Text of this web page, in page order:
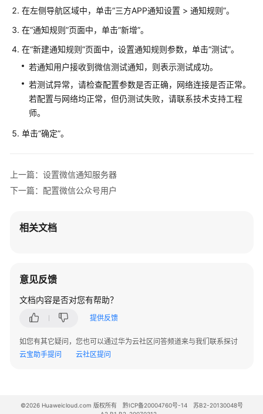
录
退
出
NetEco
配
置
设
备
数
入
设
APP
接
入
设
备）
理
在左侧导航区域中，单击“三方APP通知设置 > 通知规则”。
在“通知规则”页面中，单击“新增”。
在“新建通知规则”页面中，设置通知规则参数，单击“测试”。
若通知用户接收到微信测试通知，则表示测试成功。
若测试异常，请检查配置参数是否正确，网络连接是否正常。
若配置与网络均正常，但仍测试失败，请联系技术支持工程
师。
单击“确定”。
上一篇：设置微信通知服务器
下一篇：配置微信公众号用户
相关文档
意见反馈
文档内容是否对您有帮助？
提供反馈
如您有其它疑问，您也可以通过华为云社区问答频道来与我们联系探讨
云宝助手提问
云社区提问
©2026 Huaweicloud.com 版权所有 黔ICP备20004760号-14
苏B2-20130048号